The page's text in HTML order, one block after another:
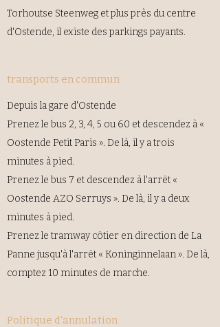
Torhoutse Steenweg et plus près du centre
d'Ostende, il existe des parkings payants.
transports en commun
Depuis la gare d'Ostende
Prenez le bus 2, 3, 4, 5 ou 60 et descendez à «
Oostende Petit Paris ». De là, il y a trois
minutes à pied.
Prenez le bus 7 et descendez à l'arrêt «
Oostende AZO Serruys ». De là, il y a deux
minutes à pied.
Prenez le tramway côtier en direction de La
Panne jusqu'à l'arrêt « Koninginnelaan ». De là,
comptez 10 minutes de marche.
Politique d'annulation